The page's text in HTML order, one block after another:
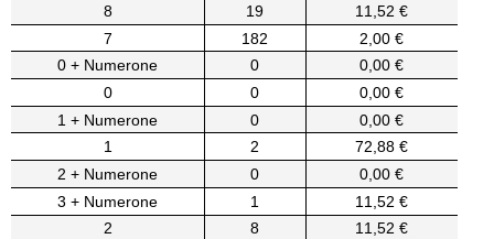
8
19
11,52 €
7
182
2,00 €
0 + Numerone
0
0,00 €
0
0
0,00 €
1 + Numerone
0
0,00 €
1
2
72,88 €
2 + Numerone
0
0,00 €
3 + Numerone
1
11,52 €
2
8
11,52 €